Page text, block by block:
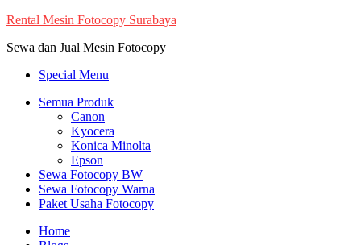
Skip
content
Rental Mesin Fotocopy Surabaya
Sewa dan Jual Mesin Fotocopy
Special Menu
Semua Produk
Canon
Kyocera
Konica Minolta
Epson
Sewa Fotocopy BW
Sewa Fotocopy Warna
Paket Usaha Fotocopy
Home